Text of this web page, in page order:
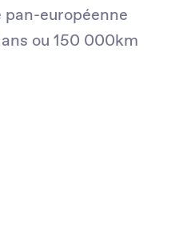
européenne
ou 150 000km